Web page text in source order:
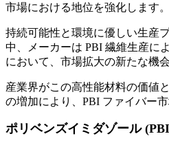
市場における地位を強化します。
持続可能性と環境に優しい生産
中、メーカーは PBI 繊維生産に
において、市場拡大の新たな機
産業界がこの高性能材料の価値
の増加により、PBI ファイバー
ポリベンズイミダゾール